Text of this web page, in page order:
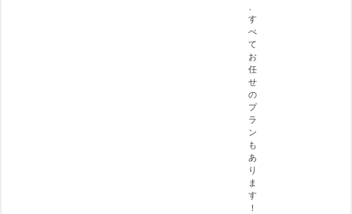
す
べ
て
お
任
せ
の
プ
ラ
ン
も
あ
り
ま
す
！